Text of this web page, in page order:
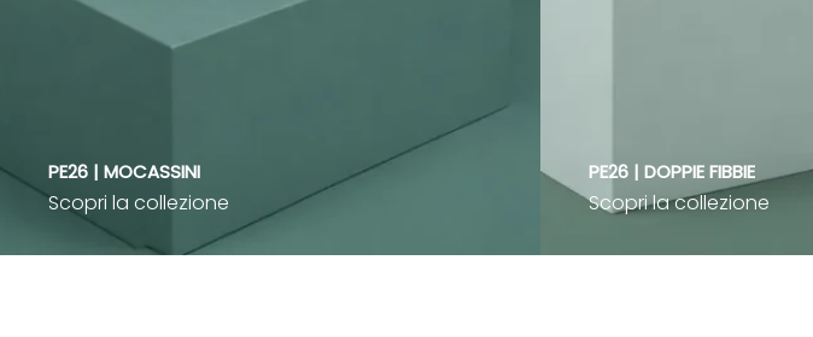
PE26 | MOCASSINI
Scopri la collezione
PE26 | DOPPIE FIBBIE
Scopri la collezione